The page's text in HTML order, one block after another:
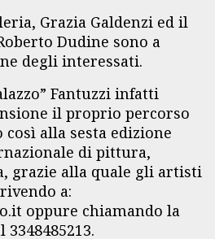
Grazia Galdenzi ed il
Dudine sono a
degli interessati.
Fantuzzi infatti
il proprio percorso
alla sesta edizione
di pittura,
grazie alla quale gli artisti
a:
oppure chiamando la